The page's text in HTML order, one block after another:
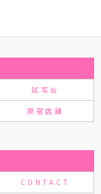
試写会
原宿店舗
CONTACT